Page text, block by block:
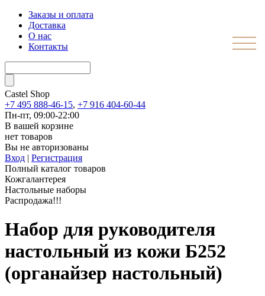
Заказы и оплата
Доставка
О нас
Контакты
Castel Shop
+7 495 888-46-15, +7 916 404-60-44
Пн-пт, 09:00-22:00
В вашей корзине
нет товаров
Вы не авторизованы
Вход | Регистрация
Полный каталог товаров
Кожгалантерея
Настольные наборы
Распродажа!!!
Набор для руководителя
настольный из кожи Б252
(органайзер настольный)